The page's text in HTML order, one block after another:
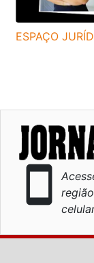
ESPAÇO
smartphone